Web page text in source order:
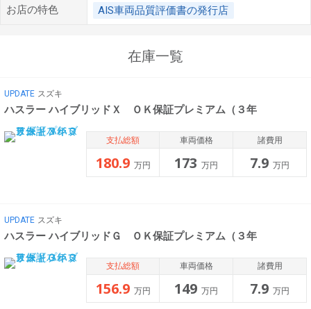
お店の特色 AIS車両品質評価書の発行店
在庫一覧
UPDATE スズキ
ハスラー ハイブリッドＸ ＯＫ保証プレミアム（３年
支払総額
180.9 万円
車両価格
173 万円
諸費用
7.9 万円
UPDATE スズキ
ハスラー ハイブリッドＧ ＯＫ保証プレミアム（３年
支払総額
156.9 万円
車両価格
149 万円
諸費用
7.9 万円